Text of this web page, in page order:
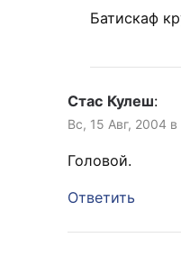
Батискаф
Стас Кулеш:
Вс, 15 Авг, 2004 в
Головой.
Ответить